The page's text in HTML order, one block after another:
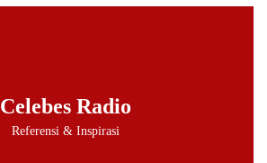
Celebes Radio
Referensi & Inspirasi